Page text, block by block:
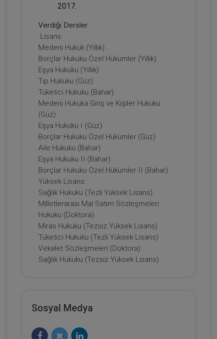
Taşınmaz Hukuku - II - II. Medeni Hukuk
Kongresi - VI. Oturum Video Kaydı
360 TL Sepete Ekle
Tüketici Hukuku Enstitüsü
Çocuk Hukuku - II. Medeni Hukuk
Kongresi - IV. Oturum Video Kaydı
360 TL Sepete Ekle
2017.
Verdiği Dersler
Lisans:
Medeni Hukuk (Yıllık)
Borçlar Hukuku Özel Hükümler (Yıllık)
Eşya Hukuku (Yıllık)
Tıp Hukuku (Güz)
Tüketici Hukuku (Bahar)
Medeni Hukuka Giriş ve Kişiler Hukuku
(Güz)
Eşya Hukuku I (Güz)
Borçlar Hukuku Özel Hükümler (Güz)
Aile Hukuku (Bahar)
Eşya Hukuku II (Bahar)
Borçlar Hukuku Özel Hükümler II (Bahar)
Yüksek Lisans:
Sağlık Hukuku (Tezli Yüksek Lisans)
Milletlerarası Mal Satım Sözleşmeleri
Hukuku (Doktora)
Miras Hukuku (Tezsiz Yüksek Lisans)
Tüketici Hukuku (Tezli Yüksek Lisans)
Vekalet Sözleşmeleri (Doktora)
Sağlık Hukuku (Tezsiz Yüksek Lisans)
Sosyal Medya